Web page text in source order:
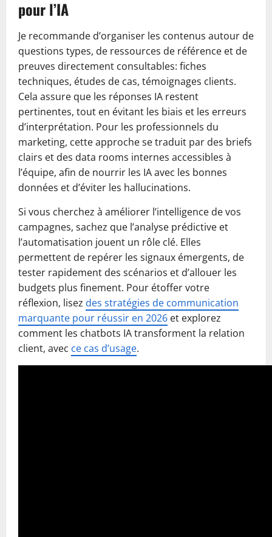
pour l’IA
Je recommande d’organiser les contenus autour de
questions types, de ressources de référence et de
preuves directement consultables: fiches
techniques, études de cas, témoignages clients.
Cela assure que les réponses IA restent
pertinentes, tout en évitant les biais et les erreurs
d’interprétation. Pour les professionnels du
marketing, cette approche se traduit par des briefs
clairs et des data rooms internes accessibles à
l’équipe, afin de nourrir les IA avec les bonnes
données et d’éviter les hallucinations.
Si vous cherchez à améliorer l’intelligence de vos
campagnes, sachez que l’analyse prédictive et
l’automatisation jouent un rôle clé. Elles
permettent de repérer les signaux émergents, de
tester rapidement des scénarios et d’allouer les
budgets plus finement. Pour étoffer votre
réflexion, lisez des stratégies de communication
marquante pour réussir en 2026 et explorez
comment les chatbots IA transforment la relation
client, avec ce cas d’usage.